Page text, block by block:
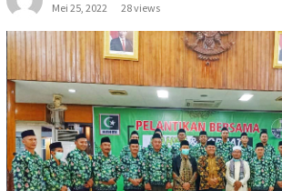
Mei 25, 2022
28 views